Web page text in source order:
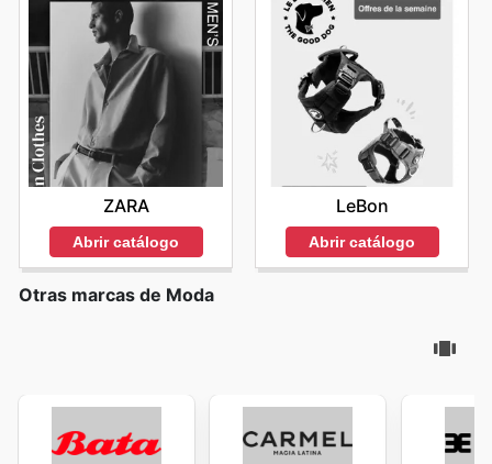
ZARA
Abrir catálogo
LeBon
Abrir catálogo
Otras marcas de Moda